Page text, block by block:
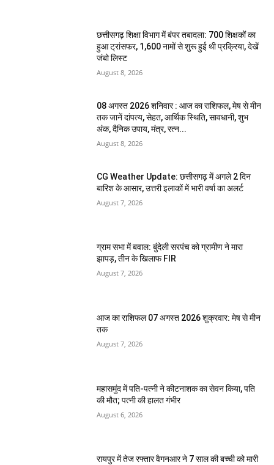
छत्तीसगढ़ शिक्षा विभाग में बंपर तबादला: 700 शिक्षकों का
हुआ ट्रांसफर, 1,600 नामों से शुरू हुई थी प्रक्रिया, देखें
जंबो लिस्ट
August 8, 2026
08 अगस्त 2026 शनिवार : आज का राशिफल, मेष से मीन
तक जानें दांपत्य, सेहत, आर्थिक स्थिति, सावधानी, शुभ
अंक, दैनिक उपाय, मंत्र, रत्न...
August 8, 2026
CG Weather Update: छत्तीसगढ़ में अगले 2 दिन
बारिश के आसार, उत्तरी इलाकों में भारी वर्षा का अलर्ट
August 7, 2026
ग्राम सभा में बवाल: बुंदेली सरपंच को ग्रामीण ने मारा
झापड़, तीन के खिलाफ FIR
August 7, 2026
आज का राशिफल 07 अगस्त 2026 शुक्रवार: मेष से मीन
तक
August 7, 2026
महासमुंद में पति-पत्नी ने कीटनाशक का सेवन किया, पति
की मौत; पत्नी की हालत गंभीर
August 6, 2026
रायपुर में तेज रफ्तार वैगनआर ने 7 साल की बच्ची को मारी